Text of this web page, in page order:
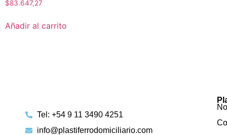
$83.647,27
Añadir al carrito
Tel: +54 9 11 3490 4251
info@plastiferrodomiciliario.com